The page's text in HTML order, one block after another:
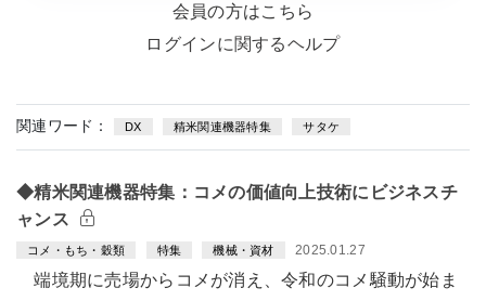
会員の方はこちら
ログインに関するヘルプ
関連ワード： DX 精米関連機器特集 サタケ
◆精米関連機器特集：コメの価値向上技術にビジネスチ
ャンス
コメ・もち・穀類 特集 機械・資材 2025.01.27
端境期に売場からコメが消え、令和のコメ騒動が始ま